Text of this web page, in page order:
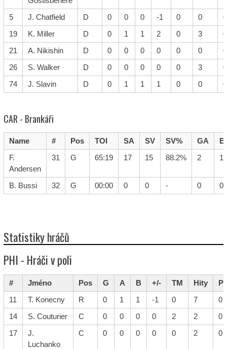
5 J. Chatfield D 0 0 0 -1 0 0
0
19
K. Miller D 0 1 1 2 0 3
0
21
A. Nikishin D 0 0 0 0 0 0
0
26
S. Walker D 0 0 0 0 0 3
0
74
J. Slavin D 0 1 1 1 0 0 0
CAR - Brankáři
Name # Pos TOI SA SV SV% GA
F.
Andersen
31 G 65:19 17 15 88.2% 2
B. Bussi 32 G 00:00 0 0 - 0 0/
Statistiky hráčů
PHI - Hráči v poli
# Jméno Pos G A B +/- TM Hity
11
T. Konecny R 0 1 1 -1 0 7
0
14
S. Couturier C 0 0 0 0 2 2
0
17
J.
Luchanko
C 0 0 0 0 0 2 0